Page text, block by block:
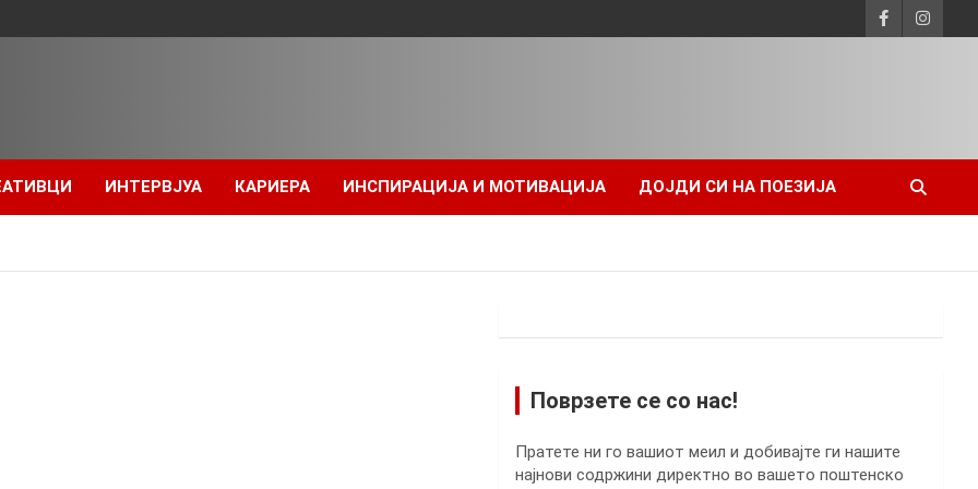
ИНТЕРВЈУА КАРИЕРА ИНСПИРАЦИЈА И МОТИВАЦИЈА ДОЈДИ СИ НА ПОЕЗИЈА
Поврзете се со нас!
Пратете ни го вашиот меил и добивајте ги нашите
најнови содржини директно во вашето поштенско